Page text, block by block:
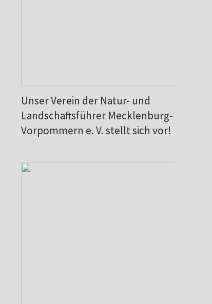
Unser Verein der Natur- und
Landschaftsführer Mecklenburg-
Vorpommern e. V. stellt sich vor!